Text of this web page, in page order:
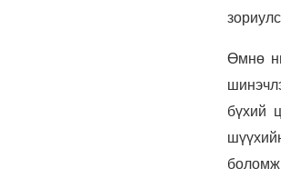
Өмнө
бүхий